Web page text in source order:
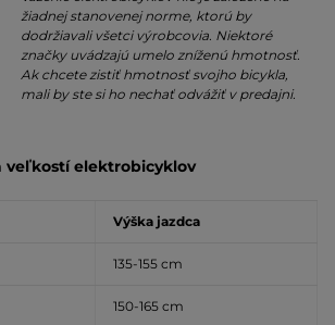
žiadnej stanovenej norme, ktorú by
dodržiavali všetci výrobcovia. Niektoré
značky uvádzajú umelo zníženú hmotnosť.
Ak chcete zistiť hmotnosť svojho bicykla,
mali by ste si ho nechať odvážiť v predajni.
veľkostí elektrobicyklov
Výška jazdca
135-155 cm
150-165 cm